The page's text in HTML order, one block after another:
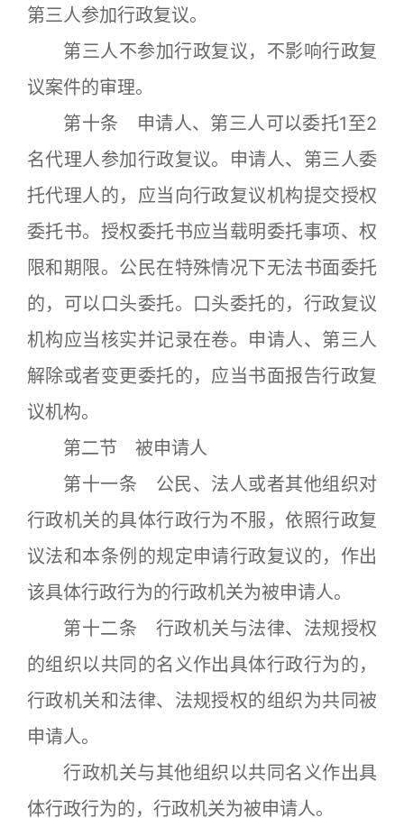
第三人参加行政复议。
第三人不参加行政复议，不影响行政复
议案件的审理。
第十条 申请人、第三人可以委托1至2
名代理人参加行政复议。申请人、第三人委
托代理人的，应当向行政复议机构提交授权
委托书。授权委托书应当载明委托事项、权
限和期限。公民在特殊情况下无法书面委托
的，可以口头委托。口头委托的，行政复议
机构应当核实并记录在卷。申请人、第三人
解除或者变更委托的，应当书面报告行政复
议机构。
第二节 被申请人
第十一条 公民、法人或者其他组织对
行政机关的具体行政行为不服，依照行政复
议法和本条例的规定申请行政复议的，作出
该具体行政行为的行政机关为被申请人。
第十二条 行政机关与法律、法规授权
的组织以共同的名义作出具体行政行为的，
行政机关和法律、法规授权的组织为共同被
申请人。
行政机关与其他组织以共同名义作出具
体行政行为的，行政机关为被申请人。